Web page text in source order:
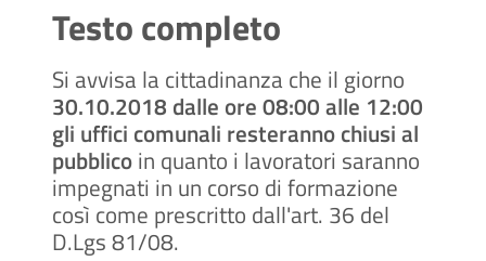
Testo completo
Si avvisa la cittadinanza che il giorno
30.10.2018 dalle ore 08:00 alle 12:00
gli uffici comunali resteranno chiusi al
pubblicoin quanto i lavoratori saranno
impegnati in un corso di formazione
così come prescritto dall'art. 36 del
D.Lgs 81/08.